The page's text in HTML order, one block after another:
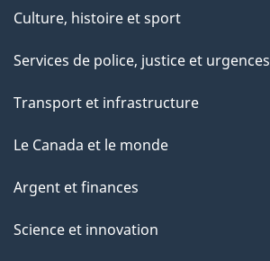
Culture, histoire et sport
Services de police, justice et urgences
Transport et infrastructure
Le Canada et le monde
Argent et finances
Science et innovation